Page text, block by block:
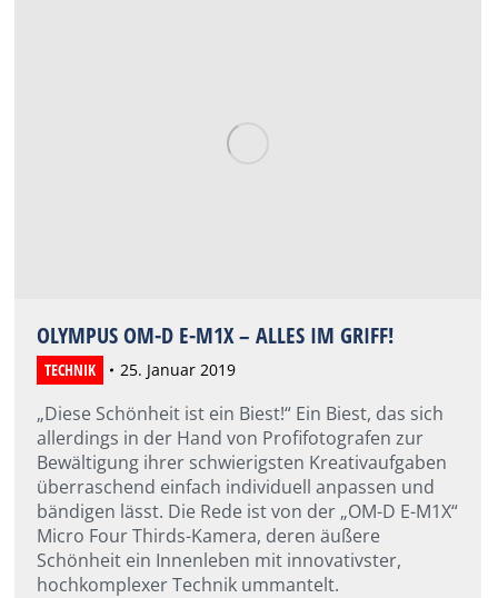
OLYMPUS OM-D E-M1X – ALLES IM GRIFF!
TECHNIK 25. Januar 2019
„Diese Schönheit ist ein Biest!“ Ein Biest, das sich
allerdings in der Hand von Profifotografen zur
Bewältigung ihrer schwierigsten Kreativaufgaben
überraschend einfach individuell anpassen und
bändigen lässt. Die Rede ist von der „OM-D E-M1X“
Micro Four Thirds-Kamera, deren äußere
Schönheit ein Innenleben mit innovativster,
hochkomplexer Technik ummantelt.